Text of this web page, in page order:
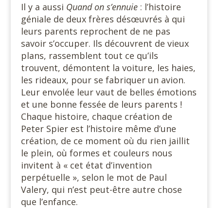
Il y a aussi Quand on s’ennuie: l’histoire
géniale de deux frères désœuvrés à qui
leurs parents reprochent de ne pas
savoir s’occuper. Ils découvrent de vieux
plans, rassemblent tout ce qu’ils
trouvent, démontent la voiture, les haies,
les rideaux, pour se fabriquer un avion.
Leur envolée leur vaut de belles émotions
et une bonne fessée de leurs parents !
Chaque histoire, chaque création de
Peter Spier est l’histoire même d’une
création, de ce moment où du rien jaillit
le plein, où formes et couleurs nous
invitent à « cet état d’invention
perpétuelle », selon le mot de Paul
Valery, qui n’est peut-être autre chose
que l’enfance.